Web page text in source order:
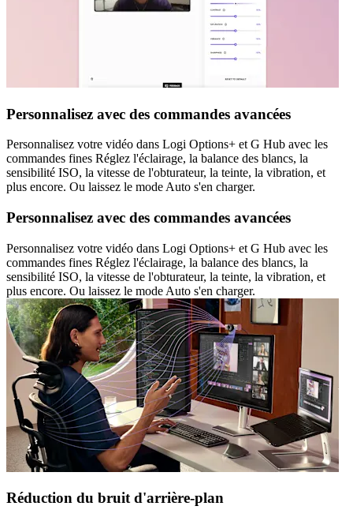
Personnalisez avec des commandes avancées
Personnalisez votre vidéo dans Logi Options+ et G Hub avec les
commandes fines Réglez l'éclairage, la balance des blancs, la
sensibilité ISO, la vitesse de l'obturateur, la teinte, la vibration, et
plus encore. Ou laissez le mode Auto s'en charger.
Personnalisez avec des commandes avancées
Personnalisez votre vidéo dans Logi Options+ et G Hub avec les
commandes fines Réglez l'éclairage, la balance des blancs, la
sensibilité ISO, la vitesse de l'obturateur, la teinte, la vibration, et
plus encore. Ou laissez le mode Auto s'en charger.
Réduction du bruit d'arrière-plan